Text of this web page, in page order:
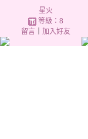
星火
等級：8
留言｜ 加入好友